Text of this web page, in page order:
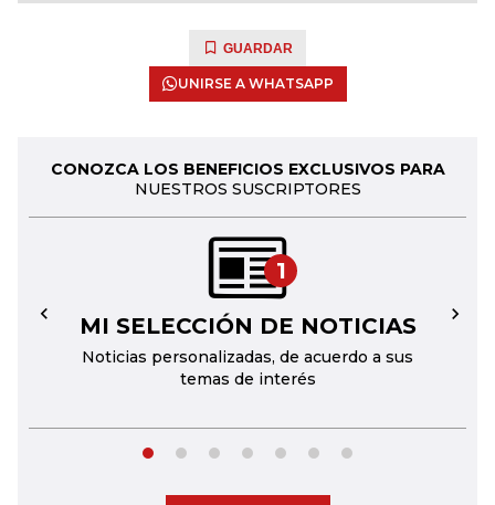
GUARDAR
UNIRSE A WHATSAPP
CONOZCA LOS BENEFICIOS EXCLUSIVOS PARA
NUESTROS SUSCRIPTORES
1
MI SELECCIÓN DE NOTICIAS
Noticias personalizadas, de acuerdo a sus
temas de interés
← →